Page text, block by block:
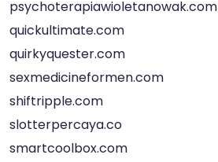
psychoterapiawioletanowak.com
quickultimate.com
quirkyquester.com
sexmedicineformen.com
shiftripple.com
slotterpercaya.co
smartcoolbox.com